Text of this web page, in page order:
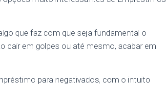
que faz com que seja fundamental o
cair em golpes ou até mesmo, acabar em
para negativados, com o intuito